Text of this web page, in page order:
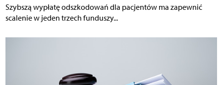
Szybszą wypłatę odszkodowań dla pacjentów ma zapewnić
scalenie w jeden trzech funduszy...